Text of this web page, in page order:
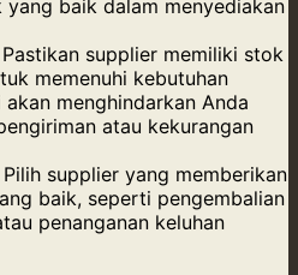
yang baik dalam menyediakan
Pastikan supplier memiliki stok
memenuhi kebutuhan
menghindarkan Anda
atau kekurangan
Pilih supplier yang memberikan
baik, seperti pengembalian
penanganan keluhan